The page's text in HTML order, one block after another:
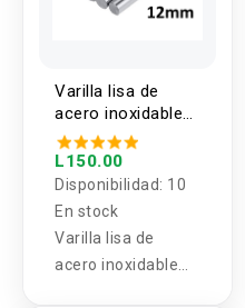
Varilla lisa de
acero inoxidable
de 12mm de
diametro
500/700/1000mm
de largo
L150.00
Disponibilidad: 10
En stock
Varilla lisa de
acero inoxidable